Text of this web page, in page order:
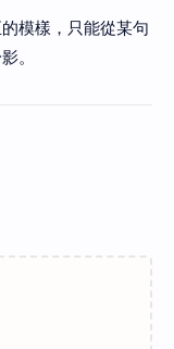
模樣，只能從某句
。